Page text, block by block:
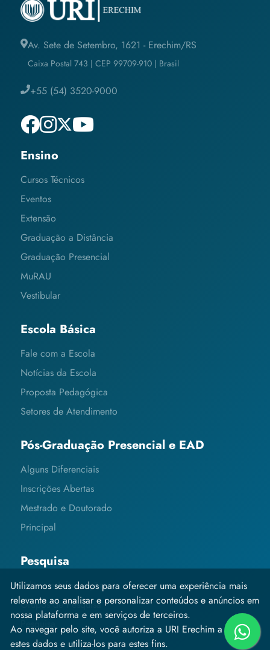
Av. Sete de Setembro, 1621 - Erechim/RS
Caixa Postal 743 | CEP 99709-910 | Brasil
+55 (54) 3520-9000
Ensino
Cursos Técnicos
Eventos
Extensão
Graduação a Distância
Graduação Presencial
MuRAU
Vestibular
Escola Básica
Fale com a Escola
Notícias da Escola
Proposta Pedagógica
Setores de Atendimento
Pós-Graduação Presencial e EAD
Alguns Diferenciais
Inscrições Abertas
Mestrado e Doutorado
Principal
Pesquisa
Editais e Informações
Grupos de Pesquisa
Pesquisa
Utilizamos seus dados para oferecer uma experiência mais
relevante ao analisar e personalizar conteúdos e anúncios em
nossa plataforma e em serviços de terceiros.
Ao navegar pelo site, você autoriza a URI Erechim a coletar
estes dados e utiliza-los para estes fins.